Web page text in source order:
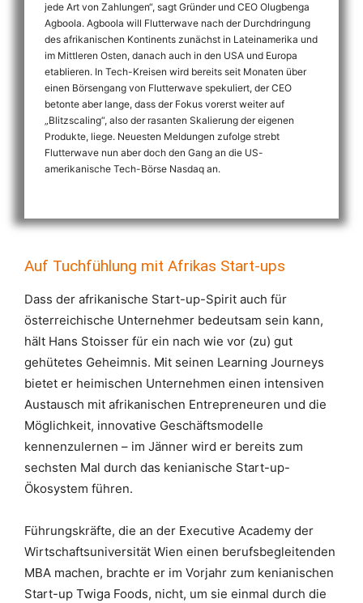
jede Art von Zahlungen“, sagt Gründer und CEO Olugbenga
Agboola. Agboola will Flutterwave nach der Durchdringung
des afrikanischen Kontinents zunächst in Lateinamerika und
im Mittleren Osten, danach auch in den USA und Europa
etablieren. In Tech-Kreisen wird bereits seit Monaten über
einen Börsengang von Flutterwave spekuliert, der CEO
betonte aber lange, dass der Fokus vorerst weiter auf
„Blitzscaling“, also der rasanten Skalierung der eigenen
Produkte, liege. Neuesten Meldungen zufolge strebt
Flutterwave nun aber doch den Gang an die US-
amerikanische Tech-Börse Nasdaq an.
Auf Tuchfühlung mit Afrikas Start-ups
Dass der afrikanische Start-up-Spirit auch für
österreichische Unternehmer bedeutsam sein kann,
hält Hans Stoisser für ein nach wie vor (zu) gut
gehütetes Geheimnis. Mit seinen Learning Journeys
bietet er heimischen Unternehmen einen intensiven
Austausch mit afrikanischen Entrepreneuren und die
Möglichkeit, innovative Geschäftsmodelle
kennenzulernen – im Jänner wird er bereits zum
sechsten Mal durch das kenianische Start-up-
Ökosystem führen.
Führungskräfte, die an der Executive Academy der
Wirtschaftsuniversität Wien einen berufsbegleitenden
MBA machen, brachte er im Vorjahr zum kenianischen
Start-up Twiga Foods, nicht, um sie einmal durch die